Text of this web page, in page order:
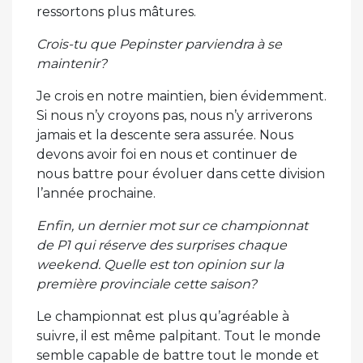
ressortons plus mâtures.
Crois-tu que Pepinster parviendra à se
maintenir?
Je crois en notre maintien, bien évidemment.
Si nous n’y croyons pas, nous n’y arriverons
jamais et la descente sera assurée. Nous
devons avoir foi en nous et continuer de
nous battre pour évoluer dans cette division
l’année prochaine.
Enfin, un dernier mot sur ce championnat
de P1 qui réserve des surprises chaque
weekend. Quelle est ton opinion sur la
première provinciale cette saison?
Le championnat est plus qu’agréable à
suivre, il est même palpitant. Tout le monde
semble capable de battre tout le monde et